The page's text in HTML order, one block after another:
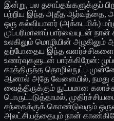
இன்று, பல தசாப்தங்களுக்குப்
பற்றிய இந்த அதீத ஆர்வத்தை,
ஒரு கல்வியாளர் (அக்கடமிக்)
முப்பரிமாணப் பார்வையுடன்
உலகிலும் மொழியின் அழகிலும்
தற்போதைய இந்த
உணர்வுகளுடன் பார்க்கிறேன்:
காத்திருந்த தொழில்நுட்ப
ஆனால் அதே வேளையில், நமது
வைத்திருக்கும் நுட்பமான
பொருட்படுத்தாமல்,
சந்தைக்குக் கொண்டுவரும்
அலட்சியத்தையும் நான்